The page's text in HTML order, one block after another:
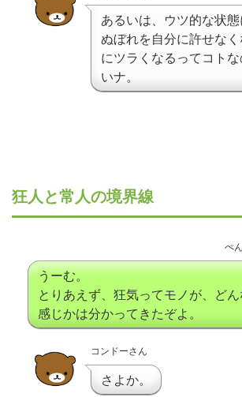
あるいは、ウツ的な状
ぬぼれを自分に許せな
にツラくなるってコト
いナ。
狂人と常人の境界線
ぺ
うーむ。
とりあえず、狂気ってモノが、どん
感じかは分かってきたぞよ。
コンドーさん
さよか。